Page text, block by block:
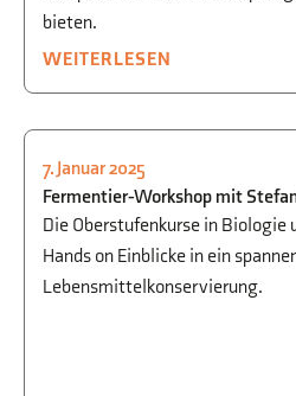
bieten.
WEITERLESEN
BIOLOGIE
7. Januar 2025
Fermentier-Workshop mit
Die Oberstufenkurse in Biologie
Hands on Einblicke in ein
Lebensmittelkonservierung.